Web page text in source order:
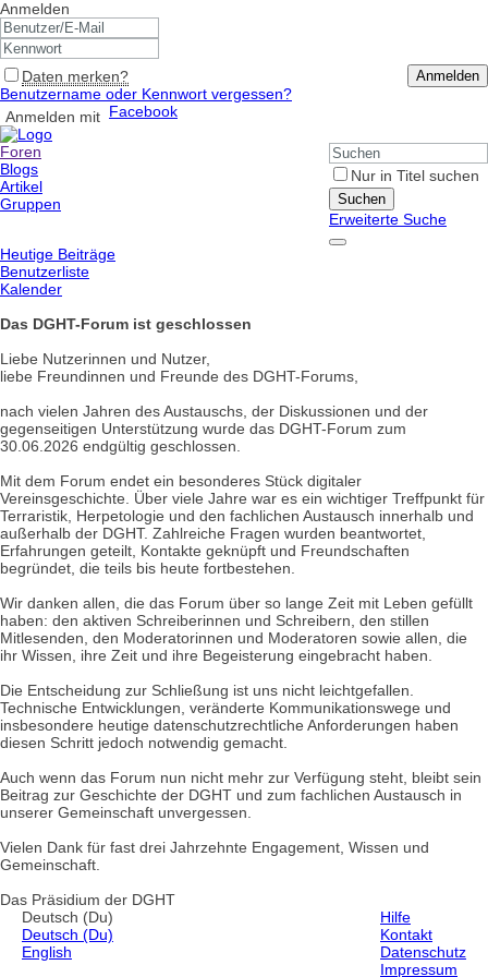
Anmelden
Daten merken? Anmelden
Benutzername oder Kennwort vergessen?
Anmelden mit Facebook
Nur in Titel suchen
Suchen
Erweiterte Suche
Foren
Blogs
Artikel
Gruppen
Heutige Beiträge
Benutzerliste
Kalender
Das DGHT-Forum ist geschlossen
Liebe Nutzerinnen und Nutzer,
liebe Freundinnen und Freunde des DGHT-Forums,
nach vielen Jahren des Austauschs, der Diskussionen und der
gegenseitigen Unterstützung wurde das DGHT-Forum zum
30.06.2026 endgültig geschlossen.
Mit dem Forum endet ein besonderes Stück digitaler
Vereinsgeschichte. Über viele Jahre war es ein wichtiger Treffpunkt für
Terraristik, Herpetologie und den fachlichen Austausch innerhalb und
außerhalb der DGHT. Zahlreiche Fragen wurden beantwortet,
Erfahrungen geteilt, Kontakte geknüpft und Freundschaften
begründet, die teils bis heute fortbestehen.
Wir danken allen, die das Forum über so lange Zeit mit Leben gefüllt
haben: den aktiven Schreiberinnen und Schreibern, den stillen
Mitlesenden, den Moderatorinnen und Moderatoren sowie allen, die
ihr Wissen, ihre Zeit und ihre Begeisterung eingebracht haben.
Die Entscheidung zur Schließung ist uns nicht leichtgefallen.
Technische Entwicklungen, veränderte Kommunikationswege und
insbesondere heutige datenschutzrechtliche Anforderungen haben
diesen Schritt jedoch notwendig gemacht.
Auch wenn das Forum nun nicht mehr zur Verfügung steht, bleibt sein
Beitrag zur Geschichte der DGHT und zum fachlichen Austausch in
unserer Gemeinschaft unvergessen.
Vielen Dank für fast drei Jahrzehnte Engagement, Wissen und
Gemeinschaft.
Das Präsidium der DGHT
Deutsch (Du)
Deutsch (Du)
English
Hilfe
Kontakt
Datenschutz
Impressum